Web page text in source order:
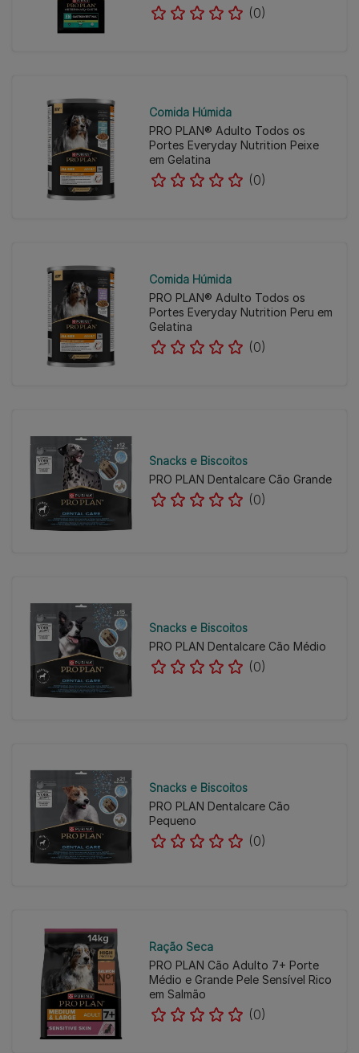
(0)
Comida Húmida
PRO PLAN® Adulto Todos os
Portes Everyday Nutrition Peixe
em Gelatina
(0)
Comida Húmida
PRO PLAN® Adulto Todos os
Portes Everyday Nutrition Peru em
Gelatina
(0)
Snacks e Biscoitos
PRO PLAN Dentalcare Cão Grande
(0)
Snacks e Biscoitos
PRO PLAN Dentalcare Cão Médio
(0)
Snacks e Biscoitos
PRO PLAN Dentalcare Cão
Pequeno
(0)
Ração Seca
PRO PLAN Cão Adulto 7+ Porte
Médio e Grande Pele Sensível Rico
em Salmão
(0)